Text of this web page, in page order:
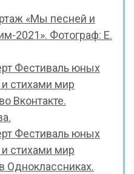
«Мы песней и
2021». Фотограф: Е.
Фестиваль юных
стихами мир
Вконтакте.
Фестиваль юных
стихами мир
Одноклассниках.